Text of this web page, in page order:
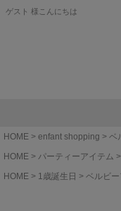
ゲスト 様こんにちは
HOME enfant shopping
ベ
HOME
パーティーアイテム
HOME
1歳誕生日 ベルビ